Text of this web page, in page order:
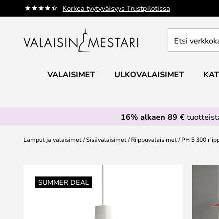
Korkea tyytyväisyys Trustpilotissa
Skip
to
verkkokaupan
VALAISIMET ULKOVALAISIMET
16% alkaen 89 €
Lamput ja valaisimet Sisävalaisimet Riippuvalaisimet PH 5 300
SUMMER DEAL